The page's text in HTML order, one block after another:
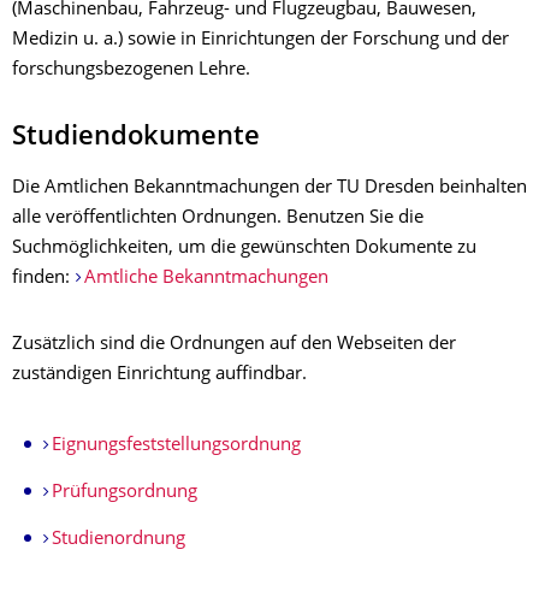
(Maschinenbau, Fahrzeug- und Flugzeugbau, Bauwesen,
Medizin u. a.) sowie in Einrichtungen der Forschung und der
forschungsbezogenen Lehre.
Studiendokumente
Die Amtlichen Bekanntmachungen der TU Dresden beinhalten
alle veröffentlichten Ordnungen. Benutzen Sie die
Suchmöglichkeiten, um die gewünschten Dokumente zu
finden:
Amtliche Bekanntmachungen
Zusätzlich sind die Ordnungen auf den Webseiten der
zuständigen Einrichtung auffindbar.
Eignungsfeststellungsordnung
Prüfungsordnung
Studienordnung